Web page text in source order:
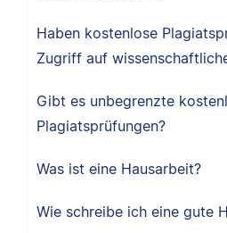
Haben kostenlose
Zugriff auf
Gibt es unbegrenzte
Plagiatsprüfungen?
Was ist eine Hausarbeit?
Wie schreibe ich eine gute